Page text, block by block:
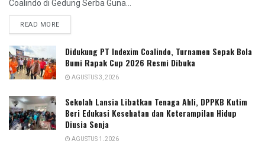
Coalindo di Gedung Serba Guna...
READ MORE
Didukung PT Indexim Coalindo, Turnamen Sepak Bola
Bumi Rapak Cup 2026 Resmi Dibuka
AGUSTUS 3, 2026
Sekolah Lansia Libatkan Tenaga Ahli, DPPKB Kutim
Beri Edukasi Kesehatan dan Keterampilan Hidup
Diusia Senja
AGUSTUS 1, 2026